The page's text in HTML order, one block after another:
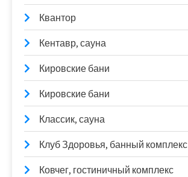
Квантор
Кентавр, сауна
Кировские бани
Кировские бани
Классик, сауна
Клуб Здоровья, банный комплекс
Ковчег, гостиничный комплекс